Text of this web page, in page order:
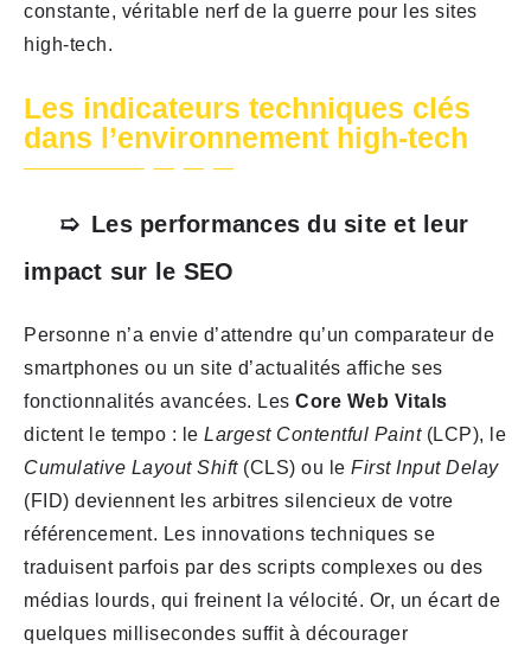
constante, véritable nerf de la guerre pour les sites
high-tech.
Les indicateurs techniques clés
dans l’environnement high-tech
Les performances du site et leur
impact sur le SEO
Personne n’a envie d’attendre qu’un comparateur de
smartphones ou un site d’actualités affiche ses
fonctionnalités avancées. Les Core Web Vitals
dictent le tempo : le Largest Contentful Paint(LCP), le
Cumulative Layout Shift(CLS) ou le First Input Delay
(FID) deviennent les arbitres silencieux de votre
référencement. Les innovations techniques se
traduisent parfois par des scripts complexes ou des
médias lourds, qui freinent la vélocité. Or, un écart de
quelques millisecondes suffit à décourager